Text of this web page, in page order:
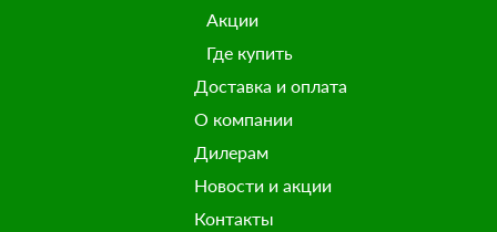
Акции
Где купить
Доставка и оплата
О компании
Дилерам
Новости и акции
Контакты